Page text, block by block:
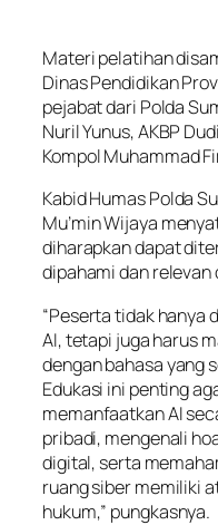
Materi pelatihan
Dinas Pendidikan
pejabat dari Polda
Nuril Yunus, AKBP
Kompol Muhammad
Kabid Humas Polda
Mu’min Wijaya
diharapkan dapat
dipahami dan relevan
“Peserta tidak hanya
AI, tetapi juga harus
dengan bahasa yang
Edukasi ini penting
memanfaatkan AI
pribadi, mengenali
digital, serta
ruang siber memiliki
hukum,” pungkasnya.